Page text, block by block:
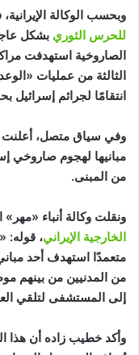
وبحسب الوكالة
للحرس الثوري بشكل
الصاروخية استهدفت
انتقامًا لجرائم إسرائيل
وفي سياق متصل، أعلنت
مبانيها لهجوم صاروخي
من المبنى.
ونقلت وكالة أنباء
الخارجية الإيراني، قوله:
متعمدًا استهدف أحد
من المدنيين من بينهم
إلى المستشفى لتلقي
وأكد خطيب زاده أن هذا